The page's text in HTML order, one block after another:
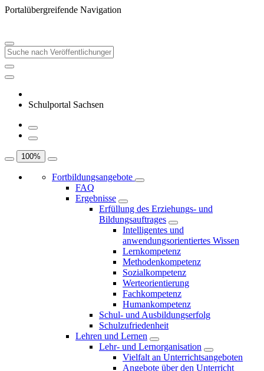
Portalübergreifende Navigation
Schulportal Sachsen
100%
Fortbildungsangebote
FAQ
Ergebnisse
Erfüllung des Erziehungs- und
Bildungsauftrages
Intelligentes und
anwendungsorientiertes Wissen
Lernkompetenz
Methodenkompetenz
Sozialkompetenz
Werteorientierung
Fachkompetenz
Humankompetenz
Schul- und Ausbildungserfolg
Schulzufriedenheit
Lehren und Lernen
Lehr- und Lernorganisation
Vielfalt an Unterrichtsangeboten
Angebote über den Unterricht